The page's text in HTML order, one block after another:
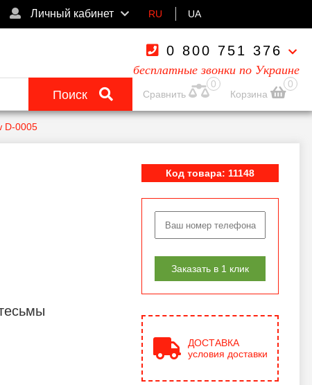
Личный кабинет RU UA
0 800 751 376
бесплатные звонки по Украине
Поиск
0
Сравнить
0
Корзина
D-0005
Код товара: 11148
Заказать в 1 клик
ДОСТАВКА
условия доставки